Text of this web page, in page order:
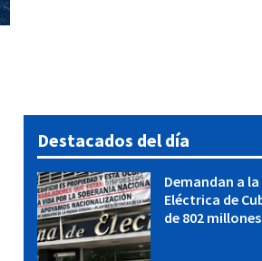
Destacados del día
Demandan a
Eléctrica de
de 802